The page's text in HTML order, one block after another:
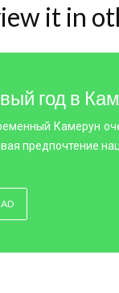
it in
год в
Камерун
предпочтение